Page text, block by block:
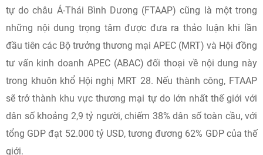
tự do châu Á-Thái Bình Dương (FTAAP) cũng là một trong
những nội dung trọng tâm được đưa ra thảo luận khi lần
đầu tiên các Bộ trưởng thương mại APEC (MRT) và Hội đồng
tư vấn kinh doanh APEC (ABAC) đối thoại về nội dung này
trong khuôn khổ Hội nghị MRT 28. Nếu thành công, FTAAP
sẽ trở thành khu vực thương mại tự do lớn nhất thế giới với
dân số khoảng 2,9 tỷ người, chiếm 38% dân số toàn cầu, với
tổng GDP đạt 52.000 tỷ USD, tương đương 62% GDP của thế
giới.